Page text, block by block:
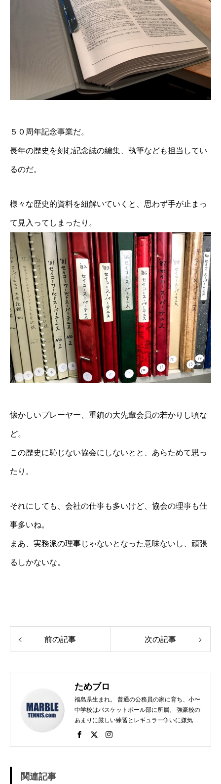
５０周年記念事業だ。
長年の歴史を刻む記念誌の編集、執筆なども担当してい
るのだ。
様々な歴史的資料を紐解いていくと、思わず手が止まっ
て見入ってしまったり。
懐かしいプレーヤー、重鎮の大先輩会員の若かりし頃な
ど。
この歴史に恥じない協会にしないとと、あらためて思っ
たり。
それにしても、会社の仕事も多いけど、協会の理事も仕
事多いね。
まあ、実務派の理事じゃないとなった意味ないし、頑張
るしかないな。
前の記事 次の記事
ためブロ
福島県生まれ。 普通の公務員の家に育ち、小〜
中学校はバスケットボール部に所属。 強豪校の
あまりに厳しい練習とレギュラー争いに嫌気が
さし、個人スポーツをやることに。 高校で見つ
関連記事